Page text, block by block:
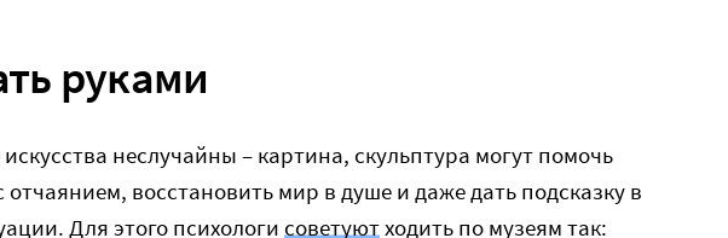
руками
неслучайны – картина, скульптура могут помочь
отчаянием, восстановить мир в душе и даже дать подсказку в
Для этого психологи советуютходить по музеям так: